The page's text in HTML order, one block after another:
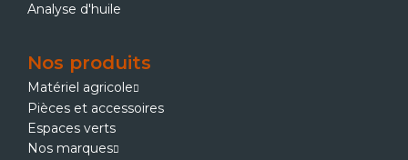
Analyse d'huile
Nos produits
Matériel agricole
Pièces et accessoires
Espaces verts
Nos marques